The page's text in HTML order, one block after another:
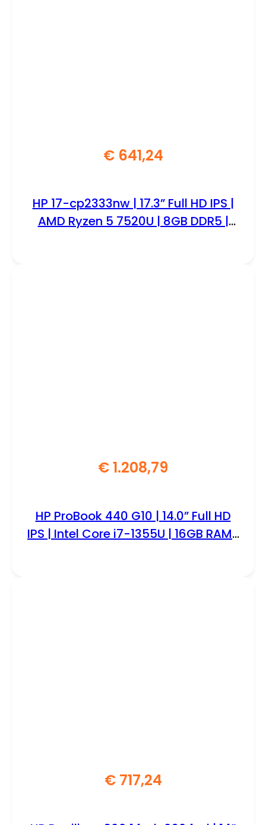
€641,24
HP 17-cp2333nw | 17.3” Full HD IPS |
AMD Ryzen 5 7520U | 8GB DDR5 |
€1.208,79
HP ProBook 440 G10 | 14.0” Full HD
IPS | Intel Core i7-1355U | 16GB RAM |
€717,24